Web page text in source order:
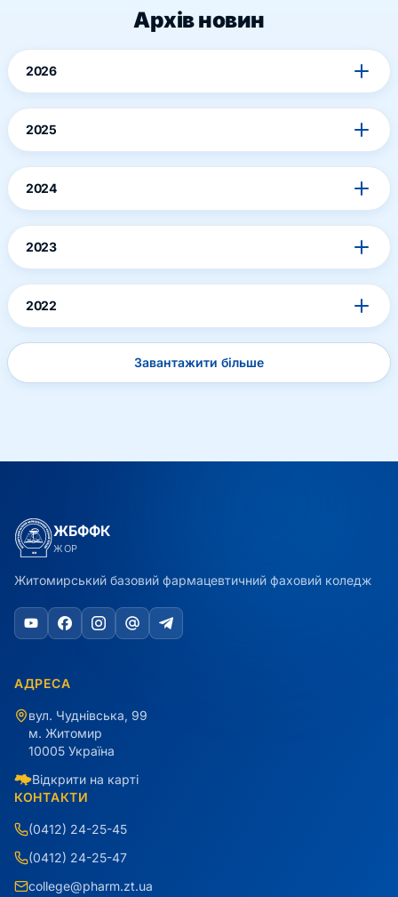
Архів новин
2026
2025
2024
2023
2022
Завантажити більше
ЖБФФК
ЖОР
Житомирський базовий фармацевтичний фаховий коледж
АДРЕСА
вул. Чуднівська, 99
м. Житомир
10005 Україна
Відкрити на карті
КОНТАКТИ
(0412) 24-25-45
(0412) 24-25-47
college@pharm.zt.ua